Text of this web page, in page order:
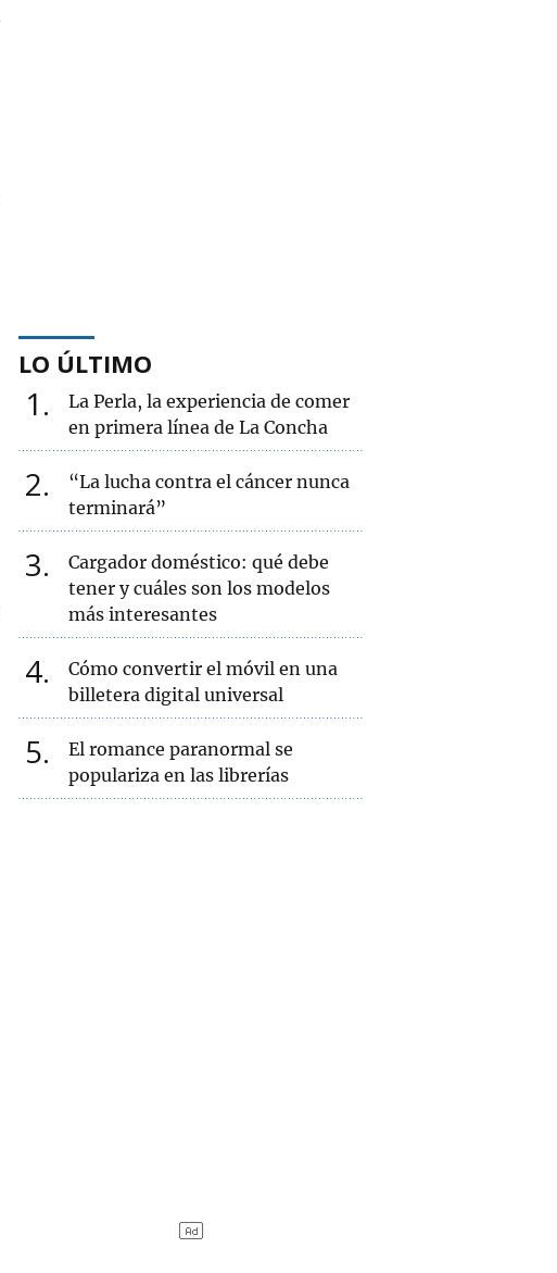
LO ÚLTIMO
1
La Perla, la experiencia de comer
en primera línea de La Concha
2
“La lucha contra el cáncer nunca
terminará”
3
Cargador doméstico: qué debe
tener y cuáles son los modelos
más interesantes
4
Cómo convertir el móvil en una
billetera digital universal
5
El romance paranormal se
populariza en las librerías